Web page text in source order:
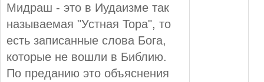
Мидраш - это в Иудаизме так
называемая "Устная Тора", то
есть записанные слова Бога,
которые не вошли в Библию.
По преданию это объяснения